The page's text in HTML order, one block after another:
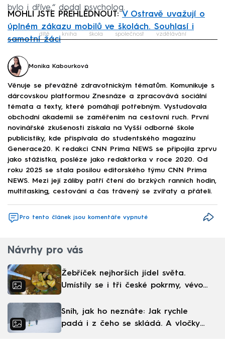
bylo i dříve,“ dodal psycholog.
MOHLI JSTE PŘEHLÉDNOUT:V Ostravě uvažují o
úplném zákazu mobilů ve školách. Souhlasí i
samotní žáci
dítě kniha škola společnost vzdělávání
Monika Kabourková
Věnuje se převážně zdravotnickým tématům. Komunikuje s
dárcovskou platformou Znesnáze a zpracovává sociální
témata a texty, které pomáhají potřebným. Vystudovala
obchodní akademii se zaměřením na cestovní ruch. První
novinářské zkušenosti získala na Vyšší odborné škole
publicistiky, kde přispívala do studentského magazínu
Generace20. K redakci CNN Prima NEWS se připojila zprvu
jako stážistka, posléze jako redaktorka v roce 2020. Od
roku 2025 se stala posilou editorského týmu CNN Prima
NEWS. Mezi její záliby patří čtení do brzkých ranních hodin,
multitasking, cestování a čas trávený se zvířaty a přáteli.
Pro tento článek jsou komentáře vypnuté
Návrhy pro vás
Žebříček nejhorších jídel světa.
Umístily se i tři české pokrmy, vévodí
Sníh, jak ho neznáte: Jak rychle
padá i z čeho se skládá. A vločky